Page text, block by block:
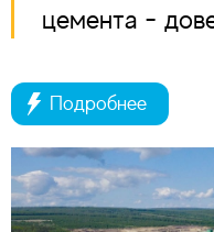
цемента -
Подробнее